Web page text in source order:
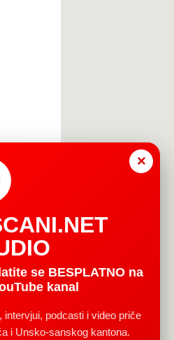
×
se BESPLATNO na
kanal
intervjui, podcasti i video priče
i Unsko-sanskog kantona.